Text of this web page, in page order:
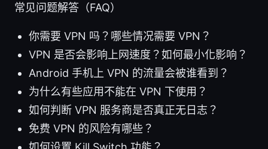
常见问题解答（FAQ）
你需要 VPN 吗？哪些情况需要 VPN？
VPN 是否会影响上网速度？如何最小化影响？
Android 手机上 VPN 的流量会被谁看到？
为什么有些应用不能在 VPN 下使用？
如何判断 VPN 服务商是否真正无日志？
免费 VPN 的风险有哪些？